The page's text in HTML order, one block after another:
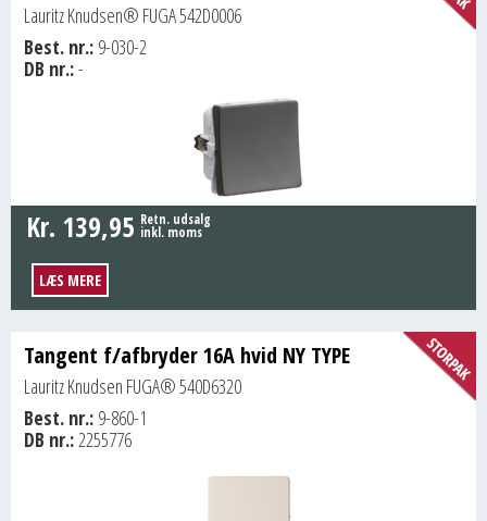
Lauritz Knudsen® FUGA 542D0006
Best. nr.: 9-030-2
DB nr.:-
Kr. 139,95 Retn. udsalg
inkl. moms
LÆS MERE
Tangent f/afbryder 16A hvid NY TYPE
Lauritz Knudsen FUGA® 540D6320
Best. nr.: 9-860-1
DB nr.:2255776